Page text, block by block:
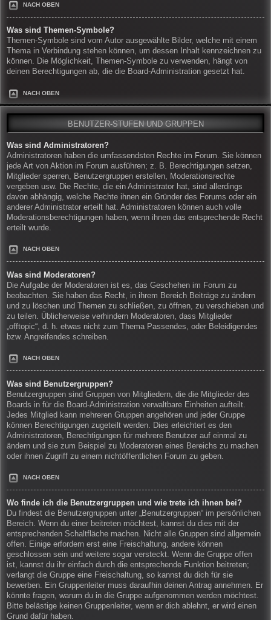
NACH OBEN
Was sind Themen-Symbole?
Themen-Symbole sind vom Autor ausgewählte Bilder, welche mit einem
Thema in Verbindung stehen können, um dessen Inhalt kennzeichnen zu
können. Die Möglichkeit, Themen-Symbole zu verwenden, hängt von
deinen Berechtigungen ab, die die Board-Administration gesetzt hat.
NACH OBEN
BENUTZER-STUFEN UND GRUPPEN
Was sind Administratoren?
Administratoren haben die umfassendsten Rechte im Forum. Sie können
jede Art von Aktion im Forum ausführen; z. B. Berechtigungen setzen,
Mitglieder sperren, Benutzergruppen erstellen, Moderationsrechte
vergeben usw. Die Rechte, die ein Administrator hat, sind allerdings
davon abhängig, welche Rechte ihnen ein Gründer des Forums oder ein
anderer Administrator erteilt hat. Administratoren können auch volle
Moderationsberechtigungen haben, wenn ihnen das entsprechende Recht
erteilt wurde.
NACH OBEN
Was sind Moderatoren?
Die Aufgabe der Moderatoren ist es, das Geschehen im Forum zu
beobachten. Sie haben das Recht, in ihrem Bereich Beiträge zu ändern
und zu löschen und Themen zu schließen, zu öffnen, zu verschieben und
zu teilen. Üblicherweise verhindern Moderatoren, dass Mitglieder
„offtopic“, d. h. etwas nicht zum Thema Passendes, oder Beleidigendes
bzw. Angreifendes schreiben.
NACH OBEN
Was sind Benutzergruppen?
Benutzergruppen sind Gruppen von Mitgliedern, die die Mitglieder des
Boards in für die Board-Administration verwaltbare Einheiten aufteilt.
Jedes Mitglied kann mehreren Gruppen angehören und jeder Gruppe
können Berechtigungen zugeteilt werden. Dies erleichtert es den
Administratoren, Berechtigungen für mehrere Benutzer auf einmal zu
ändern und sie zum Beispiel zu Moderatoren eines Bereichs zu machen
oder ihnen Zugriff zu einem nichtöffentlichen Forum zu geben.
NACH OBEN
Wo finde ich die Benutzergruppen und wie trete ich ihnen bei?
Du findest die Benutzergruppen unter „Benutzergruppen“ im persönlichen
Bereich. Wenn du einer beitreten möchtest, kannst du dies mit der
entsprechenden Schaltfläche machen. Nicht alle Gruppen sind allgemein
offen. Einige erfordern erst eine Freischaltung, andere können
geschlossen sein und weitere sogar versteckt. Wenn die Gruppe offen
ist, kannst du ihr einfach durch die entsprechende Funktion beitreten;
verlangt die Gruppe eine Freischaltung, so kannst du dich für sie
bewerben. Ein Gruppenleiter muss daraufhin deinen Antrag annehmen. Er
könnte fragen, warum du in die Gruppe aufgenommen werden möchtest.
Bitte belästige keinen Gruppenleiter, wenn er dich ablehnt, er wird einen
Grund dafür haben.